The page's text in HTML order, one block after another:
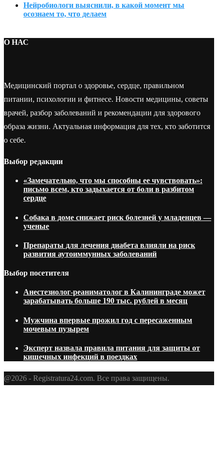
Нейробиологи выяснили, в какой момент мы
осознаем то, что делаем
О НАС
Медицинский портал о здоровье, сердце, правильном
питании, психологии и фитнесе. Новости медицины, советы
врачей, разбор заболеваний и рекомендации для здорового
образа жизни. Актуальная информация для тех, кто заботится
о себе.
Выбор редакции
«Замечательно, что мы способны ее чувствовать»:
письмо всем, кто задыхается от боли в разбитом
сердце
Собака в доме снижает риск болезней у младенцев —
ученые
Препараты для лечения диабета влияли на риск
развития аутоиммунных заболеваний
Выбор посетителя
Анестезиолог-реаниматолог в Калининграде может
зарабатывать больше 190 тыс. рублей в месяц
Мужчина впервые прожил год с пересаженным
мочевым пузырем
Эксперт назвала правила питания для защиты от
кишечных инфекций в поездках
@2026 - Registratura24.com. Все права защищены.